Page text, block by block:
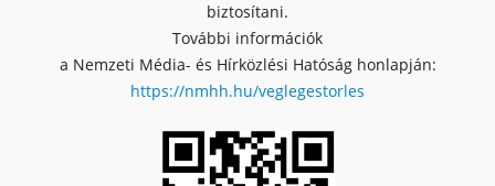
biztosítani.
További információk
a Nemzeti Média- és Hírközlési Hatóság honlapján:
https://nmhh.hu/veglegestorles